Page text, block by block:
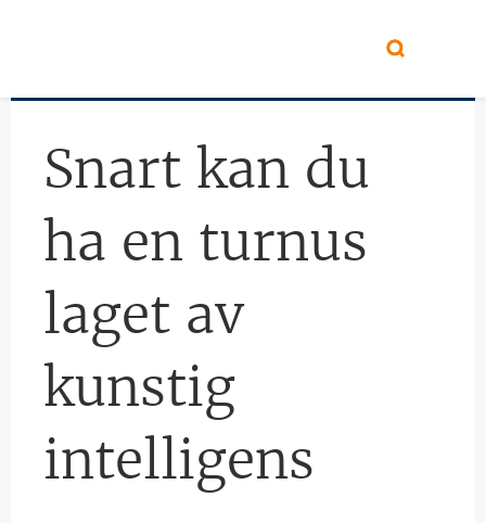
Snart kan du
ha en turnus
laget av
kunstig
intelligens